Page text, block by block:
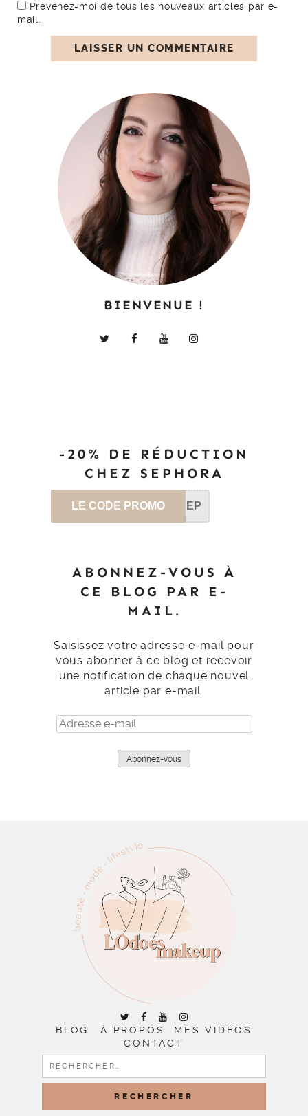
Prévenez-moi de tous les nouveaux articles par e-
mail.
BIENVENUE !
-20% DE RÉDUCTION
CHEZ SEPHORA
LE CODE PROMO SEP
ABONNEZ-VOUS À
CE BLOG PAR E-
MAIL.
Saisissez votre adresse e-mail pour
vous abonner à ce blog et recevoir
une notification de chaque nouvel
article par e-mail.
Adresse
e-
Abonnez-vous
BLOG À PROPOS
MES VIDÉOS
CONTACT
RECHERCHER :